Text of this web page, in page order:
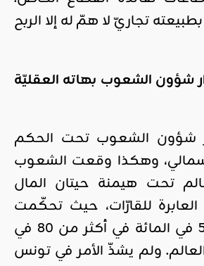
تجاريّ لا همّ له إلا الربح
شؤون الشعوب بهاته العقليّة
شؤون الشعوب تحت الحكم
وهكذا وقعت الشعوب
تحت هيمنة حيتان المال
العابرة للقارّات، حيث تحكّمت
فئة لا تتجاوز ال5 في المائة في أكثر من 80 في
ولم يشذّ الأمر في تونس